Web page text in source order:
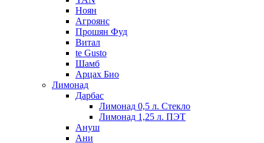
Ноян
Агроянс
Прошян Фуд
Витал
te Gusto
Шамб
Арцах Био
Лимонад
Дарбас
Лимонад 0,5 л. Стекло
Лимонад 1,25 л. ПЭТ
Ануш
Ани